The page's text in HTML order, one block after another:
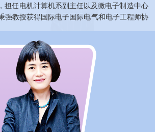
担任电机计算机系副主任以及微电子制造中心
强教授获得国际电子国际电气和电子工程师协